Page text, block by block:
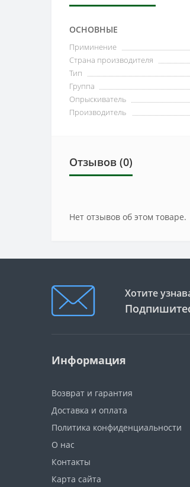
ОСНОВНЫЕ
Приминение
Страна производителя
Тип
Группа
Опрыскиватель
Производитель
Отзывов (0)
Нет отзывов об этом товаре.
Хотите
Информация
Возврат и гарантия
Доставка и оплата
Политика конфиденциальности
О нас
Контакты
Карта сайта